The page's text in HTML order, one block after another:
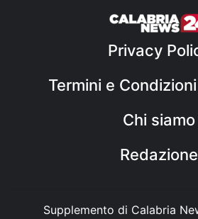
Privacy
Termini e
Chi siamo
Redazione
Supplemento di Calabria